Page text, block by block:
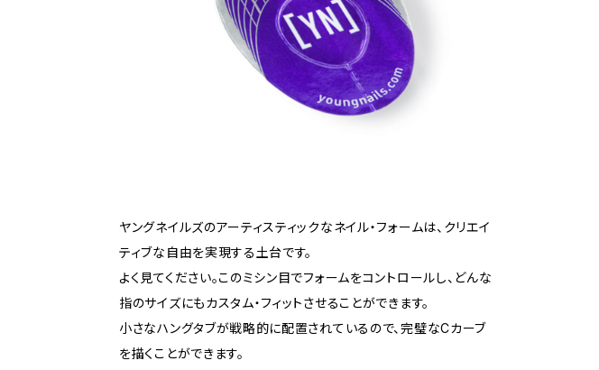
ヤングネイルズのアーティスティックなネイル・フォームは、クリエイ
ティブな自由を実現する土台です。
よく見てください。このミシン目でフォームをコントロールし、どんな
指のサイズにもカスタム・フィットさせることができます。
小さなハングタブが戦略的に配置されているので、完璧なCカーブ
を描くことができます。